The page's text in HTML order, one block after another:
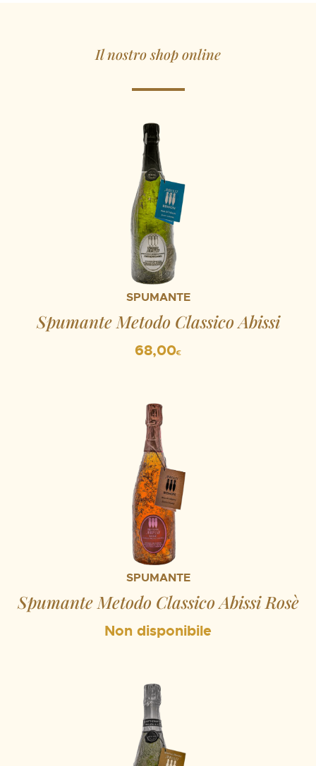
Il nostro shop online
SPUMANTE
Spumante Metodo Classico Abissi
68,00€
SPUMANTE
Spumante Metodo Classico Abissi Rosè